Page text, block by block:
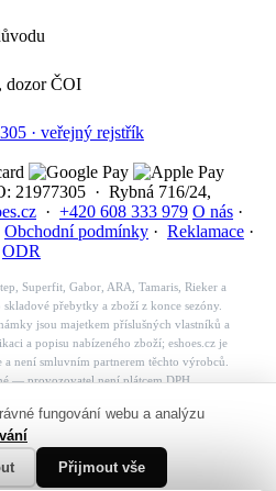
dozor ČOI
· veřejný rejstřík
21977305 · Rybná 716/24,
· +420 608 333 979 O nás ·
Obchodní podmínky · Reklamace ·
ODR
Superfit, Gabor, ARA, Tamaris, Rieker a
přebytky a zboží z konce sezóny.
jsou majetkem příslušných vlastníků a
a popisu nabízeného zboží; eshoes.cz je
není smluvním partnerem těchto výrobců.
— provozovatel není plátcem DPH.
fungování webu a analýzu
Přijmout vše